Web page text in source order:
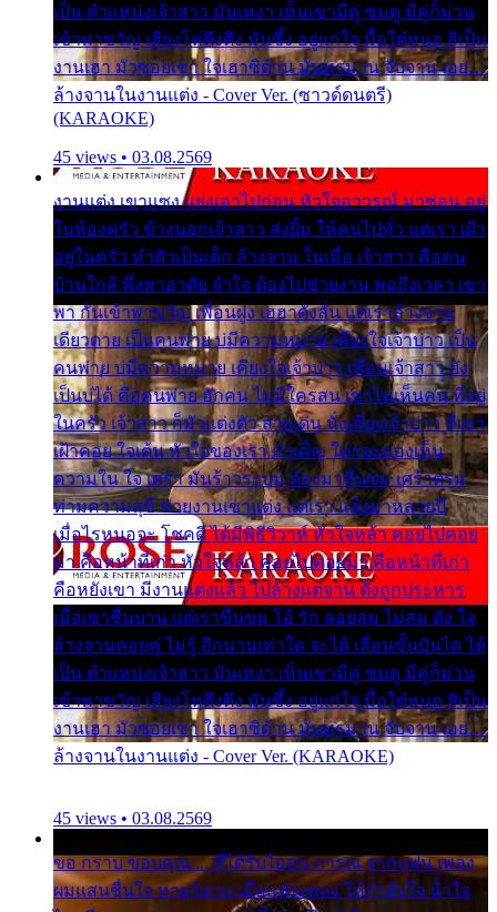
เป็น ตำแหน่งเจ้าสาว มันเหงา เห็นเขามีคู่ ซมดู มีคู่ก็ม่วน
เข้าพาขวัญ เสียงโห่ตึงตึง มันซึ้ง อยู่แก่ใจ มื้อใด๋หนอ สิเป็น
งานเฮา มัวซอยเขา ใจเฮาซิด้าน มันทรมาน จับจาน เอย…
ล้างจานในงานแต่ง - Cover Ver. (ซาวด์ดนตรี)
(KARAOKE)
45 views • 03.08.2569
งานแต่ง เขาแซง แย่งเอาไปก่อน หัวใจอาวรณ์ มาซ่อน อยู่
ในห้องครัว ข้างนอกเจ้าสาว ส่งยิ้ม ให้คนไปทั่ว แต่เรา เฝ้า
อยู่ในครัว ทำตัวเป็นเด็ก ล้างจาน ในเมื่อ เจ้าสาว คือคน
บ้านใกล้ พึ่งพาอาศัย จำใจ ต้องไปช่วยงาน พอถึงเวลา เขา
พา กันเข้าพาขวัญ เพื่อนฝูง เฮฮาดังลั่น แต่เราล้างจาน
เดียวดาย เป็นคนพ่าย บ่มีความหมาย เคียงใจเจ้าบ่าว เป็น
คนพ่าย บ่มีความหมาย เคียงใจเจ้าบ่าว เพื่อนเจ้าสาว ยัง
เป็นบ่ได้ คือคนพ่าย ฮักคน ไม่มีใครสน เขาไม่เห็นคน ที่อยู่
ในครัว เจ้าสาว ก็มัวแต่งตัว สวยเด่น นั่งเคียงเจ้าบ่าว ที่เขา
เฝ้าคอย ใจเต้น หัวใจของเรา ลำเค็ญ ใครจะมองเห็น
ความใน ใจ เศร้า มันร้าวระบม ต้องมาขื่นขม เศร้าตรม
ท่ามความสุขี ช่วยงานเขาแต่ง แต่เรา แล้งมาหลายปี
เมื่อไรหนอจะ โชคดี ได้มีพิธีวิวาห์ หัวใจหล้า คอยไปคอย
มา คือหน้าที่เก่า หัวใจหล้า คอยไปคอยมา คือหน้าที่เก่า
คือหยังเขา มีงานแต่งแล้ว ไปล้างแต่จาน ดั่งถูกประหาร
เมื่อเขาชื่นบาน แต่เราขื่นขม โอ้ รัก ลอยลม ไม่สม ดัง ใจ
ล้างจานคอยคู่ ไม่รู้ อีกนานเท่าใด จะได้ เลื่อนขั้นบันได ได้
เป็น ตำแหน่งเจ้าสาว มันเหงา เห็นเขามีคู่ ซมดู มีคู่ก็ม่วน
เข้าพาขวัญ เสียงโห่ตึงตึง มันซึ้ง อยู่แก่ใจ มื้อใด๋หนอ สิเป็น
งานเฮา มัวซอยเขา ใจเฮาซิด้าน มันทรมาน จับจาน เอย…
ล้างจานในงานแต่ง - Cover Ver. (KARAOKE)
45 views • 03.08.2569
ขอ กราบ ขอบคุณ.... ที่ได้รับไออุ่น การุณ จากแฟน เพลง
ผมแสนชื่นใจ หายวังเวง เมื่อแฟนเพลง ให้กำลังใจ น้ำใจ